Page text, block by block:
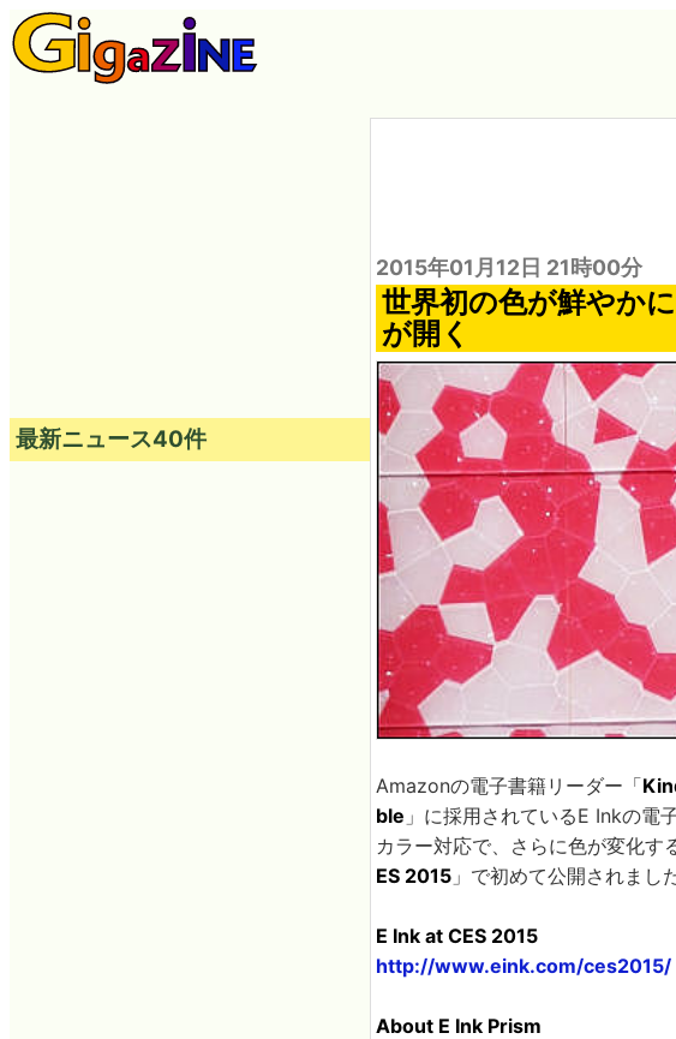
2015年01月12日 21時00分
世界初の色が鮮やか
が開く
Amazonの電子書籍リーダー「
ble 」に採用されているE Inkの電
カラー対応で、さらに色が変化す
ES 2015 」で初めて公開されました
E Ink at CES 2015
http://www.eink.com/ces2015/
About E Ink Prism
最新ニュース40件